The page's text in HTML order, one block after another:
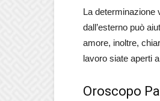
La determinazione
dall’esterno può
amore, inoltre,
lavoro siate aperti
Oroscopo